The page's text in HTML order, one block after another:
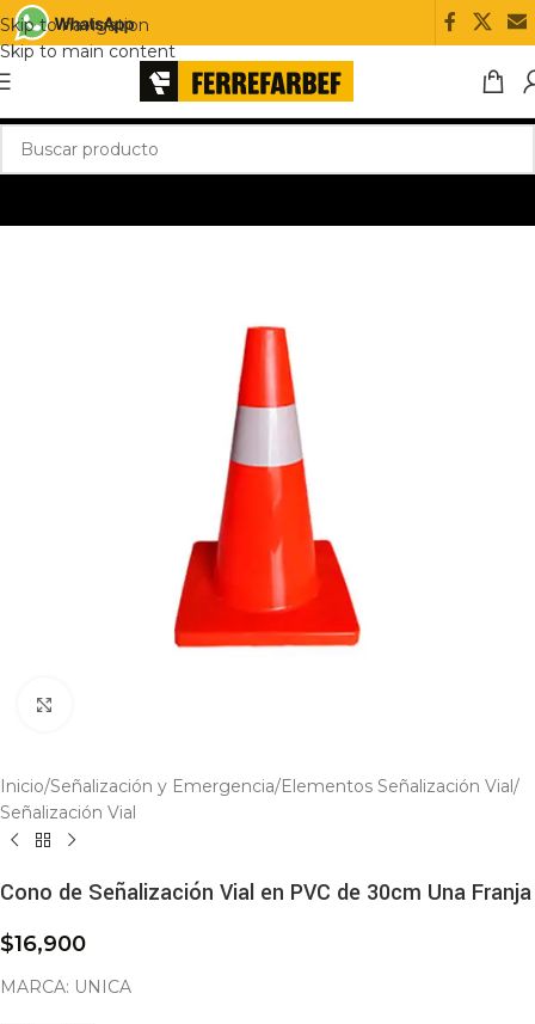
Skip to navigation
Skip to main content
Inicio/Señalización y Emergencia/Elementos Señalización Vial/
Señalización Vial
Cono de Señalización Vial en PVC de 30cm Una Franja
$16,900
MARCA: UNICA